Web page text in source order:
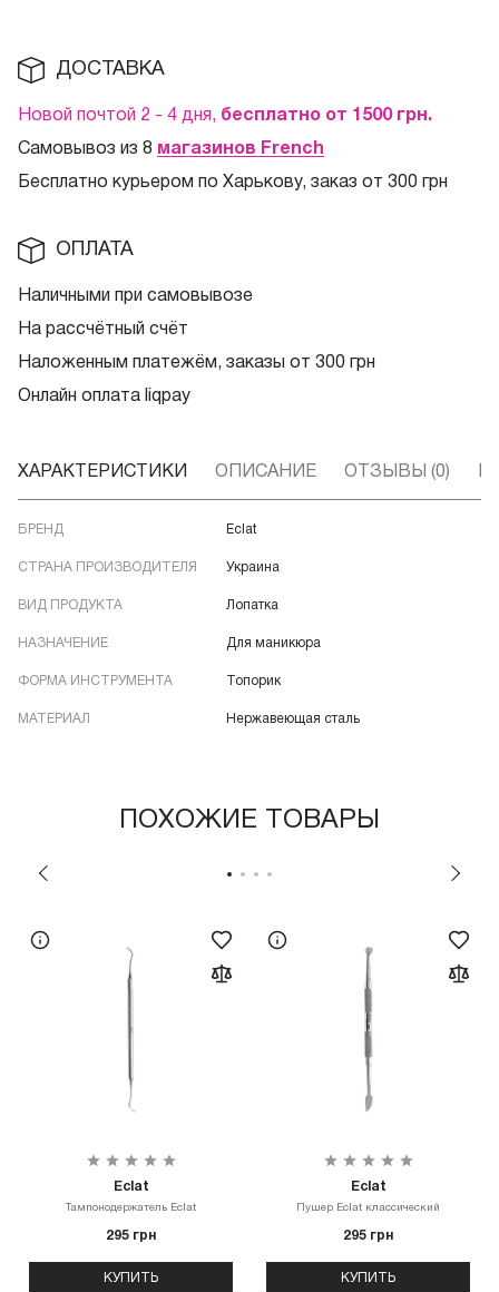
ДОСТАВКА
Новой почтой 2 - 4 дня, бесплатно от 1500 грн.
Самовывоз из 8 магазинов French
Бесплатно курьером по Харькову, заказ от 300 грн
ОПЛАТА
Наличными при самовывозе
На рассчётный счёт
Наложенным платежём, заказы от 300 грн
Онлайн оплата liqpay
ХАРАКТЕРИСТИКИ ОПИСАНИЕ ОТЗЫВЫ (0)
БРЕНД Eclat
СТРАНА ПРОИЗВОДИТЕЛЯ Украина
ВИД ПРОДУКТА Лопатка
НАЗНАЧЕНИЕ Для маникюра
ФОРМА ИНСТРУМЕНТА Топорик
МАТЕРИАЛ Нержавеющая сталь
ПОХОЖИЕ ТОВАРЫ
Eclat
Тампонодержатель Eclat
295 грн
КУПИТЬ
Eclat
Пушер Eclat классический
295 грн
КУПИТЬ